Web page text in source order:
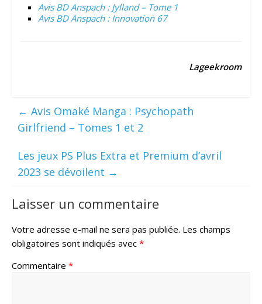
Avis BD Anspach : Jylland – Tome 1
Avis BD Anspach : Innovation 67
Lageekroom
← Avis Omaké Manga : Psychopath
Girlfriend – Tomes 1 et 2
Les jeux PS Plus Extra et Premium d’avril
2023 se dévoilent →
Laisser un commentaire
Votre adresse e-mail ne sera pas publiée. Les champs
obligatoires sont indiqués avec *
Commentaire *